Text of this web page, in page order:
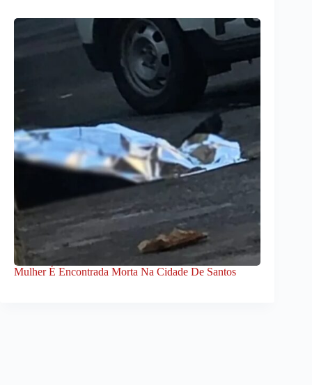
Mulher É Encontrada Morta Na Cidade De Santos